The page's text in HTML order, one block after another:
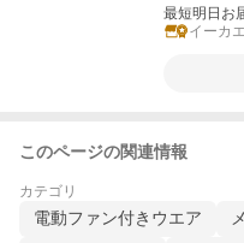
最短明日お
イーカ
このページの関連情報
カテゴリ
電動ファン付きウエア